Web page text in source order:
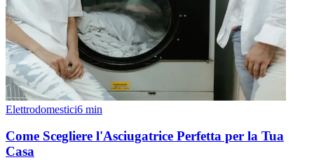
Elettrodomestici6 min
Come Scegliere l'Asciugatrice Perfetta per la Tua
Casa